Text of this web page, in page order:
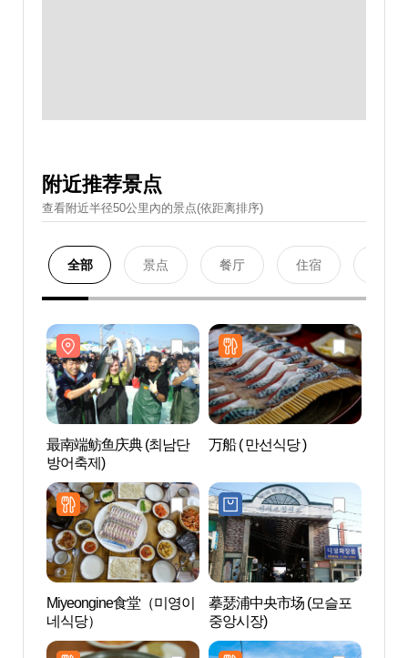
附近推荐景点
查看附近半径50公里內的景点(依距离排序)
全部 景点 餐厅 住宿
最南端鲂鱼庆典 (최남단
방어축제)
万船 ( 만선식당 )
Miyeongine食堂（미영이
네식당）
摹瑟浦中央市场 (모슬포
중앙시장)